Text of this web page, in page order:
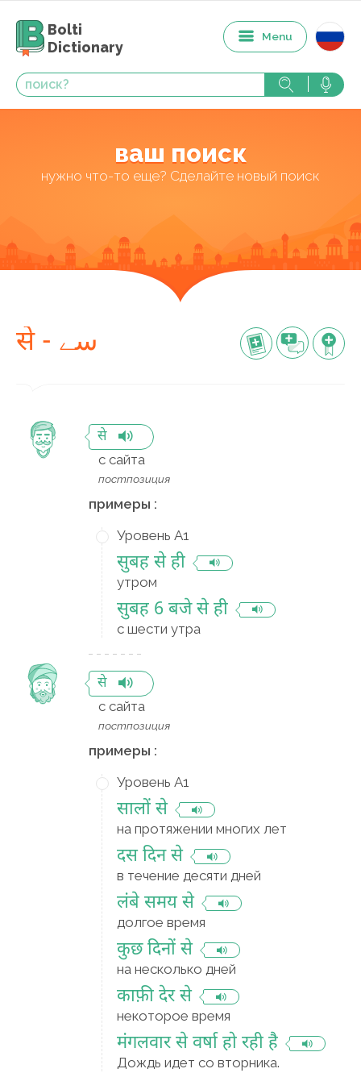
Bolti
Dictionary
Menu
ваш поиск
нужно что-то еще? Сделайте новый поиск
से - سے
से
с сайта
постпозиция
примеры :
Уровень A1
सुबह से ही
утром
सुबह 6 बजे से ही
с шести утра
से
с сайта
постпозиция
примеры :
Уровень A1
सालों से
на протяжении многих лет
दस दिन से
в течение десяти дней
लंबे समय से
долгое время
कुछ दिनों से
на несколько дней
काफ़ी देर से
некоторое время
मंगलवार से वर्षा हो रही है
Дождь идет со вторника.